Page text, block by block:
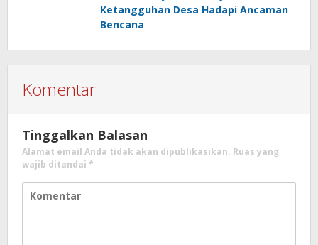
Ketangguhan Desa Hadapi Ancaman
Bencana
Komentar
Tinggalkan Balasan
Alamat email Anda tidak akan dipublikasikan. Ruas yang
wajib ditandai *